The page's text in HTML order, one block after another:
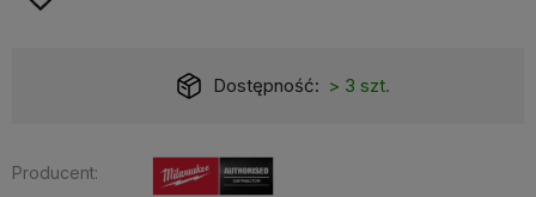
Dostępność: > 3 szt.
Producent: